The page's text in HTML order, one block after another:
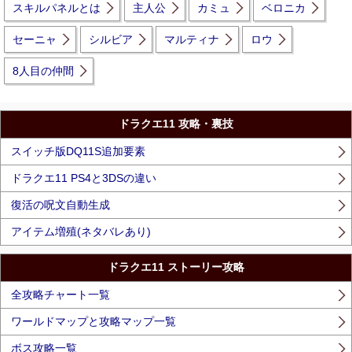
スキルパネルとは 主人公 カミュ ベロニカ
セーニャ シルビア マルティナ ロウ
8人目の仲間
ドラクエ11 攻略・裏技
スイッチ版DQ11S追加要素
ドラクエ11 PS4と3DSの違い
復活の呪文自動生成
アイテム増殖(ネタバレあり)
ドラクエ11 ストーリー攻略
全攻略チャート一覧
ワールドマップと攻略マップ一覧
ボス攻略一覧